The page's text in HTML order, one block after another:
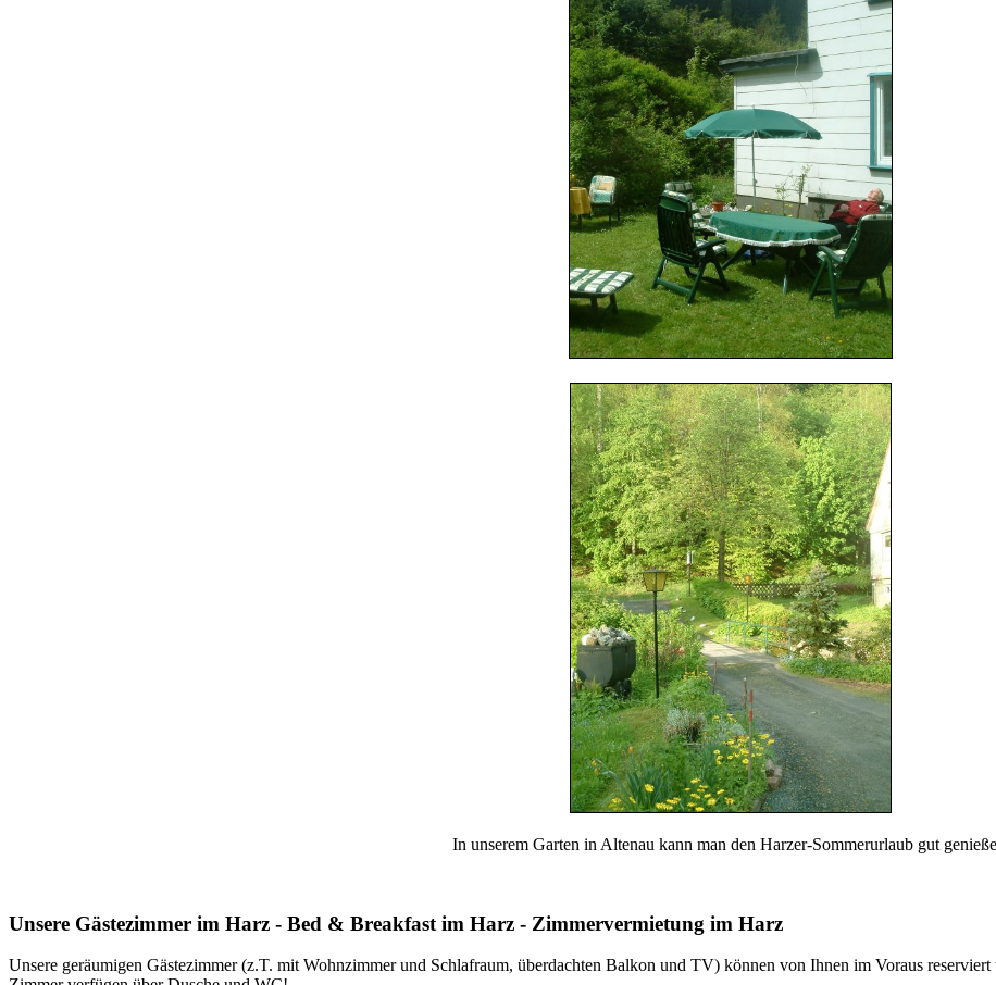
In unserem Garten in Altenau kann man den Harzer-Sommerurlaub gut
Unsere Gästezimmer im Harz - Bed & Breakfast im Harz - Zimmervermietung im Harz
Unsere geräumigen Gästezimmer (z.T. mit Wohnzimmer und Schlafraum, überdachten Balkon und TV) können von Ihnen im Voraus reserviert